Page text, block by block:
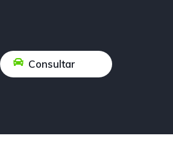
Consultar